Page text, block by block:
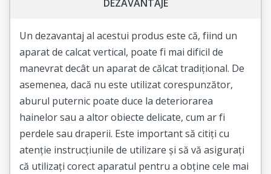
DEZAVANTAJE
Un dezavantaj al acestui produs este că, fiind un
aparat de calcat vertical, poate fi mai dificil de
manevrat decât un aparat de călcat tradițional. De
asemenea, dacă nu este utilizat corespunzător,
aburul puternic poate duce la deteriorarea
hainelor sau a altor obiecte delicate, cum ar fi
perdele sau draperii. Este important să citiți cu
atenție instrucțiunile de utilizare și să vă asigurați
că utilizați corect aparatul pentru a obține cele mai